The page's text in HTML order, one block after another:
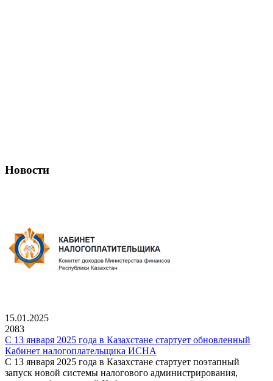
Новости
15.01.2025
2083
С 13 января 2025 года в Казахстане стартует обновленный
Кабинет налогоплательщика ИСНА
С 13 января 2025 года в Казахстане стартует поэтапный
запуск новой системы налогового администрирования,